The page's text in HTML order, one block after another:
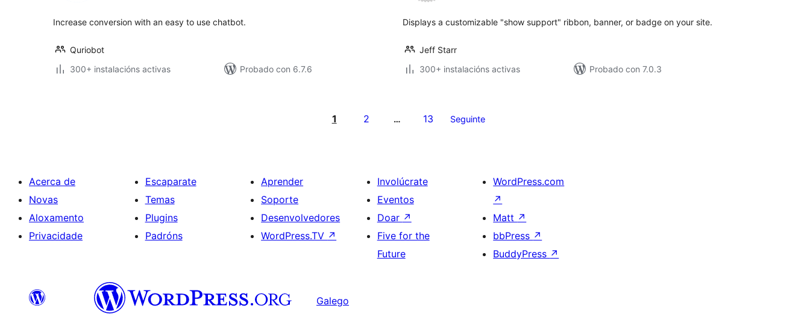
Increase conversion with an easy to use chatbot.
Quriobot
300+ instalacións activas
Probado con 6.7.6
Displays a customizable "show support" ribbon, banner, or badge on your site.
Jeff Starr
300+ instalacións activas
Probado con 7.0.3
1 2 … 13 Seguinte
Acerca de
Novas
Aloxamento
Privacidade
Escaparate
Temas
Plugins
Padróns
Aprender
Soporte
Desenvolvedores
WordPress.TV ↗
Involúcrate
Eventos
Doar ↗
Five for the
Future
WordPress.com
↗
Matt ↗
bbPress ↗
BuddyPress ↗
Galego